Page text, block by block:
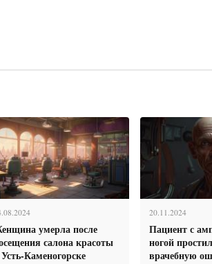
умерла после
салона красоты
Каменогорске
20.11.2024
Пациент с
ногой
врачебную